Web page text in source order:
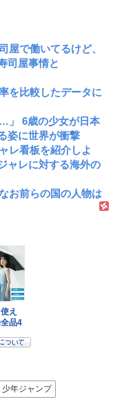
屋で働いてるけど、
司屋事情と
を比較したデータに
」 6歳の少女が日本
姿に世界が衝撃
レ看板を紹介しよ
ャレに対する海外の
お前らの国の人物は
少年ジャンプ